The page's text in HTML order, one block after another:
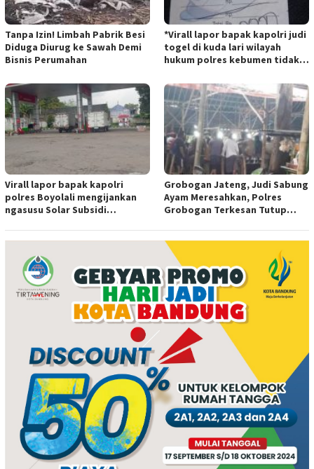
Tanpa Izin! Limbah Pabrik Besi
Diduga Diurug ke Sawah Demi
Bisnis Perumahan
*Virall lapor bapak kapolri judi
togel di kuda lari wilayah
hukum polres kebumen tidak
Virall lapor bapak kapolri
polres Boyolali mengijankan
ngasusu Solar Subsidi
Grobogan Jateng, Judi Sabung
Ayam Meresahkan, Polres
Grobogan Terkesan Tutup